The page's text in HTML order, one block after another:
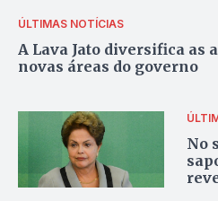
ÚLTIMAS NOTÍCIAS
A Lava Jato diversifica as
novas áreas do governo
No